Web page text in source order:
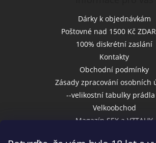
Dárky k objednávkám
Poštovné nad 1500 Kč
100% diskrétní zaslání
Kontakty
Obchodní podmínky
Zásady zpracování osobních
--velikostní tabulky prádla
Velkoobchod
Magazín SEX a VZTAHY